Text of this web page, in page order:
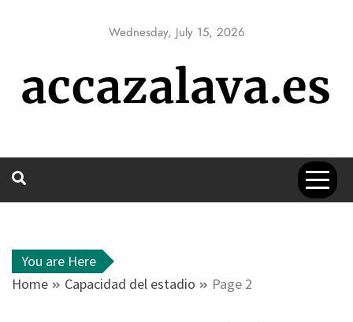
Wednesday, July 15, 2026
accazalava.es
You are Here
Home
Capacidad del estadio Page 2